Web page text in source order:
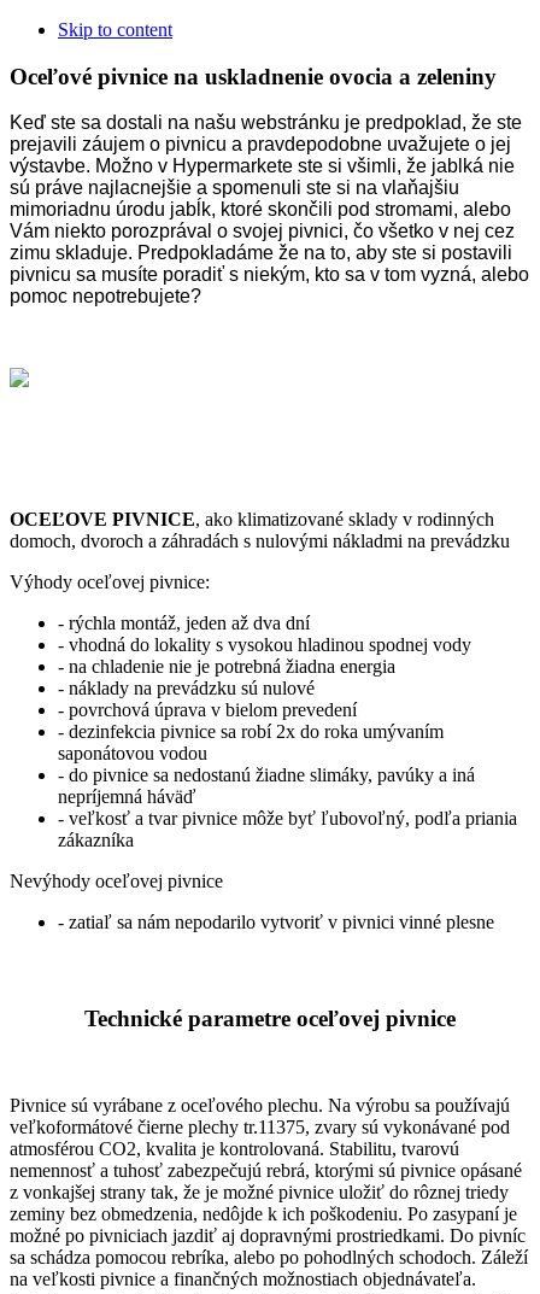
Skip to content
Oceľové pivnice na uskladnenie ovocia a zeleniny
Keď ste sa dostali na našu webstránku je predpoklad, že ste
prejavili záujem o pivnicu a pravdepodobne uvažujete o jej
výstavbe. Možno v Hypermarkete ste si všimli, že jablká nie
sú práve najlacnejšie a spomenuli ste si na vlaňajšiu
mimoriadnu úrodu jabĺk, ktoré skončili pod stromami, alebo
Vám niekto porozprával o svojej pivnici, čo všetko v nej cez
zimu skladuje. Predpokladáme že na to, aby ste si postavili
pivnicu sa musíte poradiť s niekým, kto sa v tom vyzná, alebo
pomoc nepotrebujete?
OCEĽOVE PIVNICE, ako klimatizované sklady v rodinných
domoch, dvoroch a záhradách s nulovými nákladmi na prevádzku
Výhody oceľovej pivnice:
- rýchla montáž, jeden až dva dní
- vhodná do lokality s vysokou hladinou spodnej vody
- na chladenie nie je potrebná žiadna energia
- náklady na prevádzku sú nulové
- povrchová úprava v bielom prevedení
- dezinfekcia pivnice sa robí 2x do roka umývaním
saponátovou vodou
- do pivnice sa nedostanú žiadne slimáky, pavúky a iná
nepríjemná háväď
- veľkosť a tvar pivnice môže byť ľubovoľný, podľa priania
zákazníka
Nevýhody oceľovej pivnice
- zatiaľ sa nám nepodarilo vytvoriť v pivnici vinné plesne
Technické parametre oceľovej pivnice
Pivnice sú vyrábane z oceľového plechu. Na výrobu sa používajú
veľkoformátové čierne plechy tr.11375, zvary sú vykonávané pod
atmosférou CO2, kvalita je kontrolovaná. Stabilitu, tvarovú
nemennosť a tuhosť zabezpečujú rebrá, ktorými sú pivnice opásané
z vonkajšej strany tak, že je možné pivnice uložiť do rôznej triedy
zeminy bez obmedzenia, nedôjde k ich poškodeniu. Po zasypaní je
možné po pivniciach jazdiť aj dopravnými prostriedkami. Do pivníc
sa schádza pomocou rebríka, alebo po pohodlných schodoch. Záleží
na veľkosti pivnice a finančných možnostiach objednávateľa.